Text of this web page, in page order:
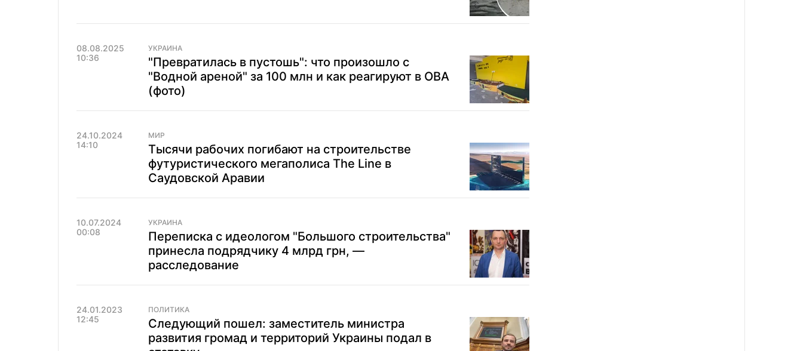
08.08.2025
10:36
УКРАИНА
"Превратилась в пустошь": что произошло с
"Водной ареной" за 100 млн и как реагируют в ОВА
(фото)
24.10.2024
14:10
МИР
Тысячи рабочих погибают на строительстве
футуристического мегаполиса The Line в
Саудовской Аравии
10.07.2024
00:08
УКРАИНА
Переписка с идеологом "Большого строительства"
принесла подрядчику 4 млрд грн, —
расследование
24.01.2023
12:45
ПОЛИТИКА
Следующий пошел: заместитель министра
развития громад и территорий Украины подал в